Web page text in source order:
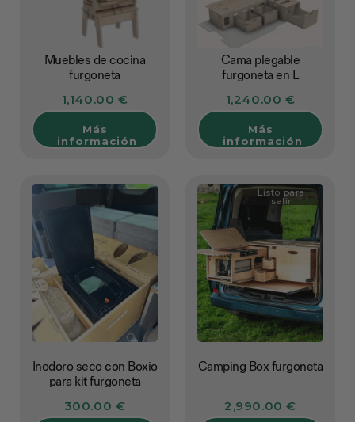
Muebles de cocina
furgoneta
1,140.00 €
Más
información
Cama plegable
furgoneta en L
1,240.00 €
Más
información
Inodoro seco con Boxio
para kit furgoneta
300.00 €
Listo para
salir
Camping Box furgoneta
2,990.00 €